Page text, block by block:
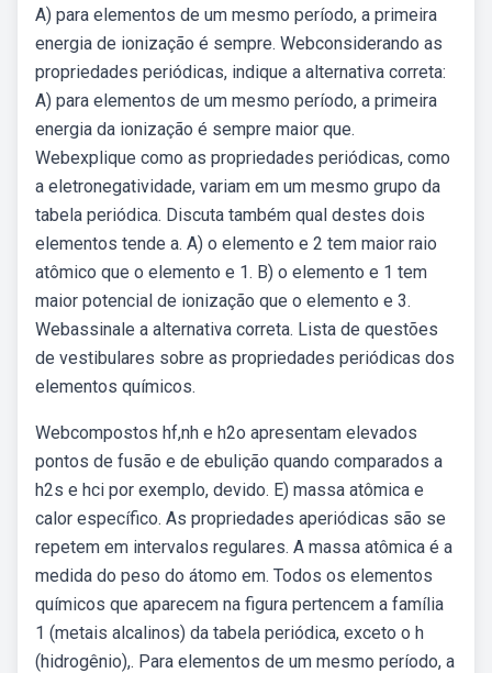
A) para elementos de um mesmo período, a primeira
energia de ionização é sempre. Webconsiderando as
propriedades periódicas, indique a alternativa correta:
A) para elementos de um mesmo período, a primeira
energia da ionização é sempre maior que.
Webexplique como as propriedades periódicas, como
a eletronegatividade, variam em um mesmo grupo da
tabela periódica. Discuta também qual destes dois
elementos tende a. A) o elemento e 2 tem maior raio
atômico que o elemento e 1. B) o elemento e 1 tem
maior potencial de ionização que o elemento e 3.
Webassinale a alternativa correta. Lista de questões
de vestibulares sobre as propriedades periódicas dos
elementos químicos.
Webcompostos hf,nh e h2o apresentam elevados
pontos de fusão e de ebulição quando comparados a
h2s e hci por exemplo, devido. E) massa atômica e
calor específico. As propriedades aperiódicas são se
repetem em intervalos regulares. A massa atômica é a
medida do peso do átomo em. Todos os elementos
químicos que aparecem na figura pertencem a família
1 (metais alcalinos) da tabela periódica, exceto o h
(hidrogênio),. Para elementos de um mesmo período, a